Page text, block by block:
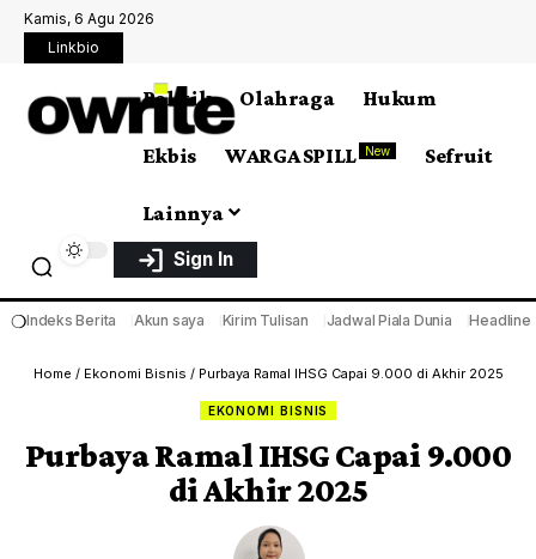
Kamis, 6 Agu 2026
Linkbio
Politik Olahraga Hukum
Ekbis WARGA SPILL New Sefruit
Lainnya
Sign In
❍Indeks Berita Akun saya Kirim Tulisan Jadwal Piala Dunia Headline
Home / Ekonomi Bisnis / Purbaya Ramal IHSG Capai 9.000 di Akhir 2025
EKONOMI BISNIS
Purbaya Ramal IHSG Capai 9.000
di Akhir 2025